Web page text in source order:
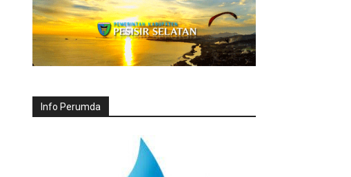
Info Perumda